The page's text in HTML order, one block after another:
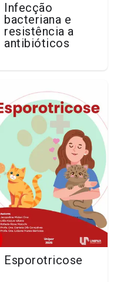
Infecção
bacteriana e
resistência a
antibióticos
Esporotricose